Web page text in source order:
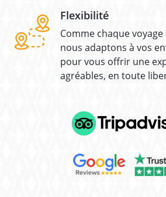
Flexibilité
Comme chaque
nous adaptons à vos
pour vous offrir une
agréables, en toute